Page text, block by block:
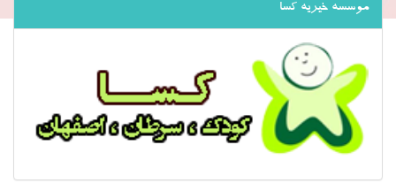
موسسه خیریه کسا